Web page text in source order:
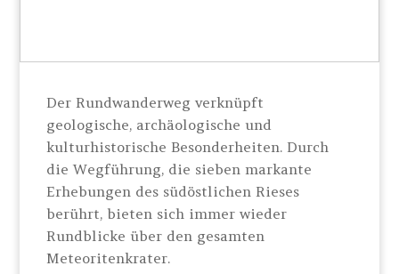
Der Rundwanderweg verknüpft
geologische, archäologische und
kulturhistorische Besonderheiten. Durch
die Wegführung, die sieben markante
Erhebungen des südöstlichen Rieses
berührt, bieten sich immer wieder
Rundblicke über den gesamten
Meteoritenkrater.